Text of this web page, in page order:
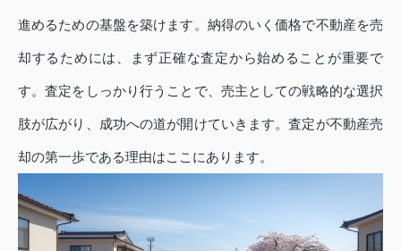
進めるための基盤を築けます。納得のいく価格で不動産を売
却するためには、まず正確な査定から始めることが重要で
す。査定をしっかり行うことで、売主としての戦略的な選択
肢が広がり、成功への道が開けていきます。査定が不動産売
却の第一歩である理由はここにあります。